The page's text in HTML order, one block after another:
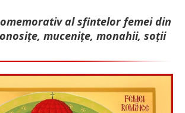
al sfintelor femei din
mu­cenițe, monahii, soții